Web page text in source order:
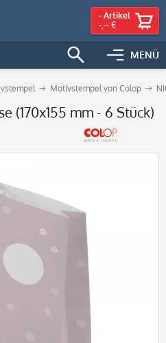
MENÜ
- Artikel
-,-- €
Motivstempel von Colop
(170x155 mm - 6 Stück)